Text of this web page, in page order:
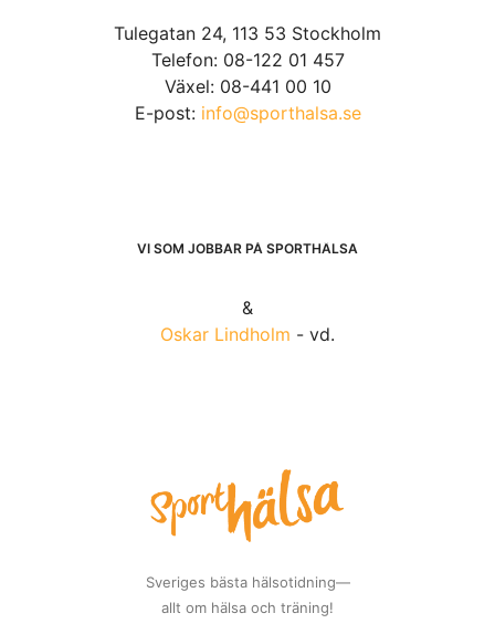
Tulegatan 24, 113 53 Stockholm
Telefon: 08-122 01 457
Växel: 08-441 00 10
E-post: info@sporthalsa.se
VI SOM JOBBAR PÅ SPORTHÄLSA
&
Oskar Lindholm - vd.
Sveriges bästa hälsotidning—
allt om hälsa och träning!